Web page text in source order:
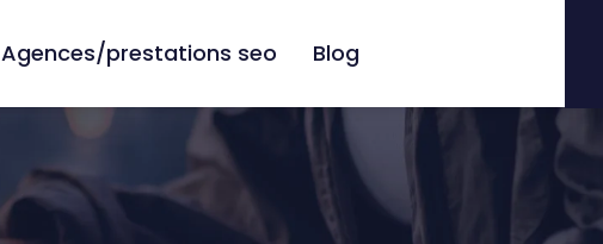
Agences/prestations seo Blog